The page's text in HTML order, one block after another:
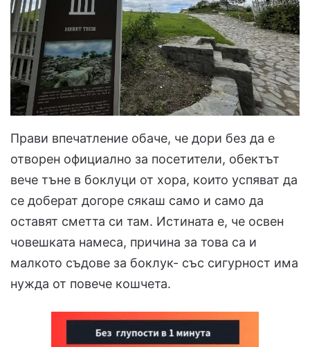
Прави впечатление обаче, че дори без да е
отворен официално за посетители, обектът
вече тъне в боклуци от хора, които успяват да
се доберат догоре сякаш само и само да
оставят сметта си там. Истината е, че освен
човешката намеса, причина за това са и
малкото съдове за боклук- със сигурност има
нужда от повече кошчета.